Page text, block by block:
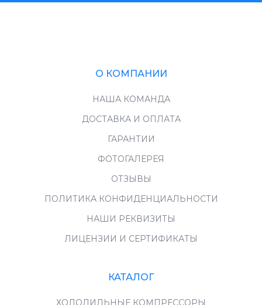
О КОМПАНИИ
НАША КОМАНДА
ДОСТАВКА И ОПЛАТА
ГАРАНТИИ
ФОТОГАЛЕРЕЯ
ОТЗЫВЫ
ПОЛИТИКА КОНФИДЕНЦИАЛЬНОСТИ
НАШИ РЕКВИЗИТЫ
ЛИЦЕНЗИИ И СЕРТИФИКАТЫ
КАТАЛОГ
ХОЛОДИЛЬНЫЕ КОМПРЕССОРЫ